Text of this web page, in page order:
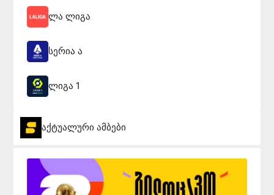
ლა ლიგა
სერია ა
ლიგა 1
აქტუალური ამბები